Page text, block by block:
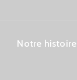
Notre histoire